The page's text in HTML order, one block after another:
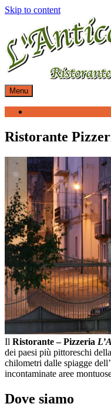
Skip to content
Menu
Ristorante
Il Ristorante – Pizzeria
dei paesi più pittoreschi
chilometri dalle spiagge
incontaminate aree
Dove siamo